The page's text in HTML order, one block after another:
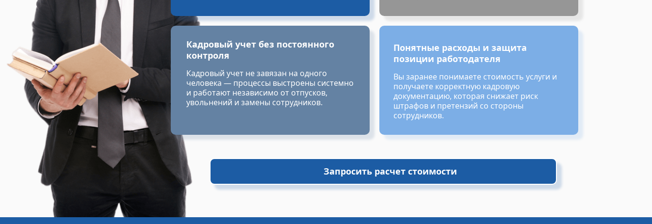
Кадровый учет не завязан на одного
человека — процессы выстроены системно
и работают независимо от отпусков,
увольнений и замены сотрудников.
Кадровый учет без постоянного
контроля
Вы заранее понимаете стоимость услуги и
получаете корректную кадровую
документацию, которая снижает риск
штрафов и претензий со стороны
сотрудников.
Понятные расходы и защита
позиции работодателя
Запросить расчет стоимости